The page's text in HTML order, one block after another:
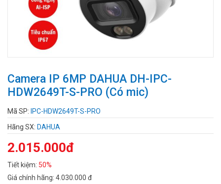
Camera IP 6MP DAHUA DH-IPC-
HDW2649T-S-PRO (Có mic)
Mã SP: IPC-HDW2649T-S-PRO
Hãng SX: DAHUA
2.015.000đ
Tiết kiệm: 50%
Giá chính hãng: 4.030.000 đ